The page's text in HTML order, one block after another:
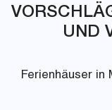
UND
Ferienhäuser in